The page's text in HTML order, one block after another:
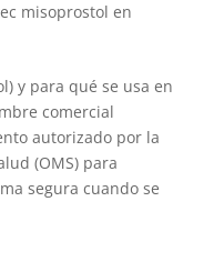
misoprostol en
y para qué se usa en
comercial
autorizado por la
(OMS) para
segura cuando se